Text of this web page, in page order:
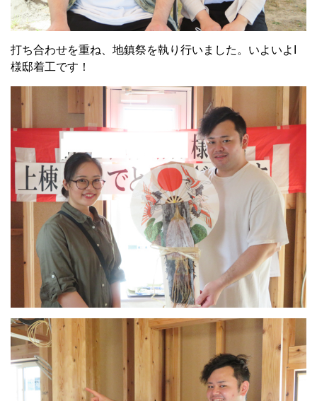
打ち合わせを重ね、地鎮祭を執り行いました。いよいよI
様邸着工です！